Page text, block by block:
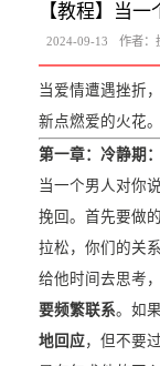
【教程】当
2024-09-13 作者：
当爱情遭遇挫折
新点燃爱的火花。
第一章： 冷静期
当一个男人对你
挽回。首先要做
拉松，你们的关
给他时间去思考
要频繁联系。如
地回应，但不要